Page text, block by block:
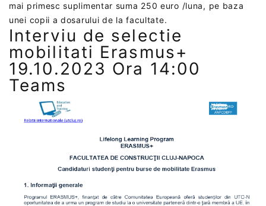
mai primesc suplimentar suma 250 euro /luna, pe baza
unei copii a dosarului de la facultate.
Interviu de selectie
mobilitati Erasmus+
19.10.2023 Ora 14:00
Teams